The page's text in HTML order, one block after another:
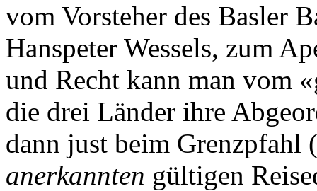
vom Vorsteher des Basler
Hanspeter Wessels, zum
und Recht kann man vom
die drei Länder ihre
dann just beim
anerkannten gültigen